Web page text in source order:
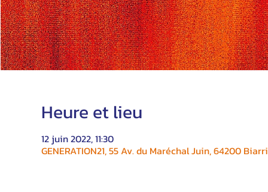
Heure et lieu
12 juin 2022, 11:30
GENERATION21, 55 Av. du Maréchal Juin, 64200